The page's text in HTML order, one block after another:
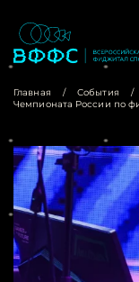
Главная / События /
Чемпионата России по